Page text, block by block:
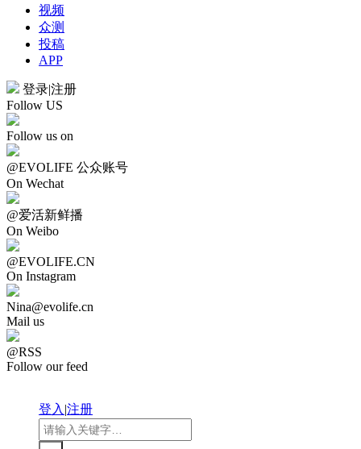
视频
众测
投稿
APP
登录|注册
Follow US
Follow us on
@EVOLIFE 公众账号
On Wechat
@爱活新鲜播
On Weibo
@EVOLIFE.CN
On Instagram
Nina@evolife.cn
Mail us
@RSS
Follow our feed
登入|注册